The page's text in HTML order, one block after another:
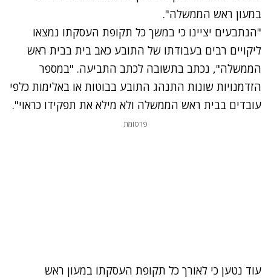
במעון ראש הממשלה".
"הנתבעים יציינו כי במשך כל תקופת העסקתו נמצאו
ליקויים רבים בעבודתו של התובע כאב בית בבית ראש
הממשלה", נכתב בתשובה לכתב התביעה. "במספר
הזדמנויות שונות התנהג התובע בבוטות או באלימות כלפי
עובדים בבית ראש הממשלה ולא מילא את תפקידו כראוי".
פרסומת
עוד נטען כי לאורך כל תקופת העסקתו במעון ראש